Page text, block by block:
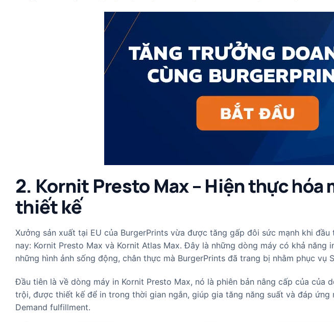
2. Kornit Presto Max – Hiện thực hóa
thiết kế
Xưởng sản xuất tại EU của BurgerPrints vừa được tăng gấp đôi sức mạnh khi
nay: Kornit Presto Max và Kornit Atlas Max. Đây là những dòng máy có khả năng
những hình ảnh sống động, chân thực mà BurgerPrints đã trang bị nhằm phục vụ
Đầu tiên là về dòng máy in Kornit Presto Max, nó là phiên bản nâng cấp của của
trội, được thiết kế để in trong thời gian ngắn, giúp gia tăng năng suất và đáp ứng
Demand fulfillment.